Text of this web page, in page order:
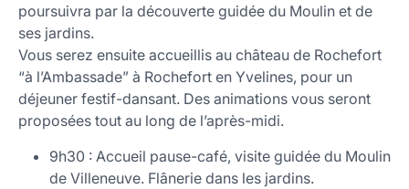
poursuivra par la découverte guidée du Moulin et de
ses jardins.
Vous serez ensuite accueillis au château de Rochefort
“à l’Ambassade” à Rochefort en Yvelines, pour un
déjeuner festif-dansant. Des animations vous seront
proposées tout au long de l’après-midi.
9h30 : Accueil pause-café, visite guidée du Moulin
de Villeneuve. Flânerie dans les jardins.